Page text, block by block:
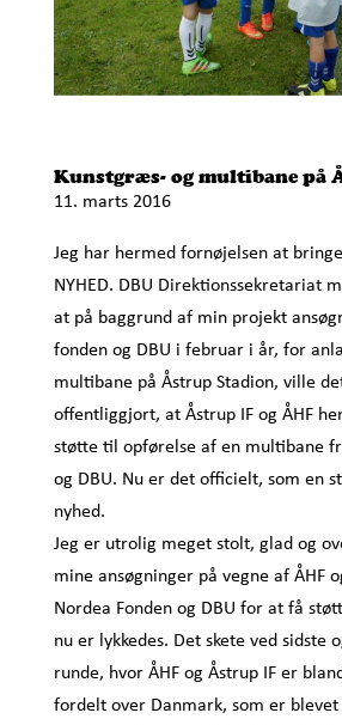
Kunstgræs- og multibane på
11. marts 2016
Jeg har hermed fornøjelsen at bringe
NYHED. DBU Direktionssekretariat
at på baggrund af min projekt
fonden og DBU i februar i år, for
multibane på Åstrup Stadion, ville
offentliggjort, at Åstrup IF og ÅHF
støtte til opførelse af en multibane
og DBU. Nu er det officielt, som en
nyhed.
Jeg er utrolig meget stolt, glad og
mine ansøgninger på vegne af ÅHF
Nordea Fonden og DBU for at få
nu er lykkedes. Det skete ved sidste
runde, hvor ÅHF og Åstrup IF er
fordelt over Danmark, som er